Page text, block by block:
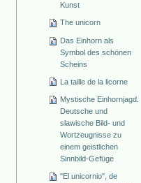
Kunst
The unicorn
Das Einhorn als
Symbol des schönen
Scheins
La taille de la licorne
Mystische Einhornjagd.
Deutsche und
slawische Bild- und
Wortzeugnisse zu
einem geistlichen
Sinnbild-Gefüge
"El unicornio", de